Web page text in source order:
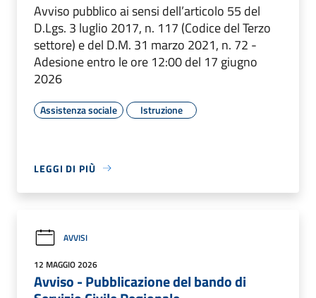
Avviso pubblico ai sensi dell’articolo 55 del
D.Lgs. 3 luglio 2017, n. 117 (Codice del Terzo
settore) e del D.M. 31 marzo 2021, n. 72 -
Adesione entro le ore 12:00 del 17 giugno
2026
Assistenza sociale Istruzione
LEGGI DI PIÙ
AVVISI
12 MAGGIO 2026
Avviso - Pubblicazione del bando di